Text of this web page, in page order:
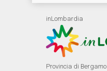
inLombardia
Provincia di Bergamo